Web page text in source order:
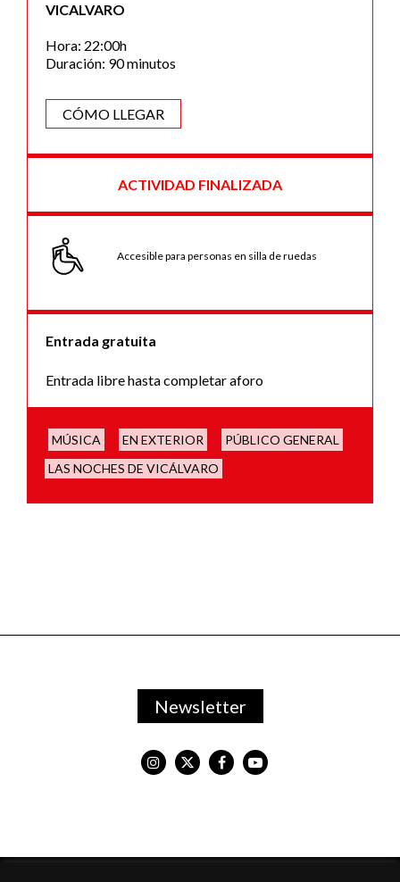
VICALVARO
Hora: 22:00h
Duración: 90 minutos
CÓMO LLEGAR
ACTIVIDAD FINALIZADA
Accesible para personas en silla de ruedas
Entrada gratuita
Entrada libre hasta completar aforo
MÚSICA EN EXTERIOR
PÚBLICO GENERAL
LAS NOCHES DE VICÁLVARO
Newsletter